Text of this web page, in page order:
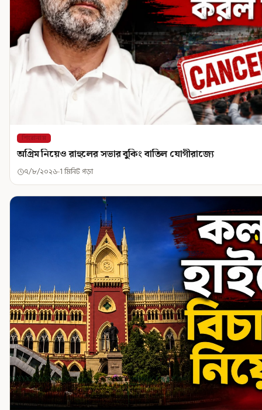
শিরোনাম
অগ্রিম নিয়েও রাহুলের সভার বুকিং বাতিল যোগীরাজ্যে
৭/৮/২০২৬ 1 মিনিট পড়া